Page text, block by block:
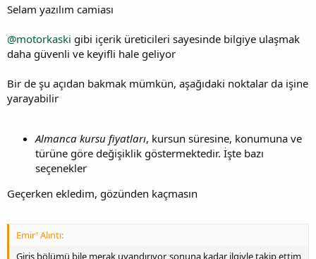
Selam yazılım camiası
@motorkaski gibi içerik üreticileri sayesinde bilgiye ulaşmak
daha güvenli ve keyifli hale geliyor
Bir de şu açıdan bakmak mümkün, aşağıdaki noktalar da işine
yarayabilir
Almanca kursu fiyatları, kursun süresine, konumuna ve
türüne göre değişiklik göstermektedir. İşte bazı
seçenekler
Geçerken ekledim, gözünden kaçmasın
Emir' Alıntı:
Giriş bölümü bile merak uyandırıyor, sonuna kadar ilgiyle takip ettim